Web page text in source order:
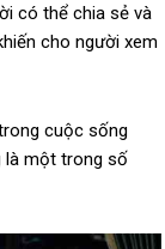
có thể chia sẻ và
cho người xem
cuộc sống
là một trong số